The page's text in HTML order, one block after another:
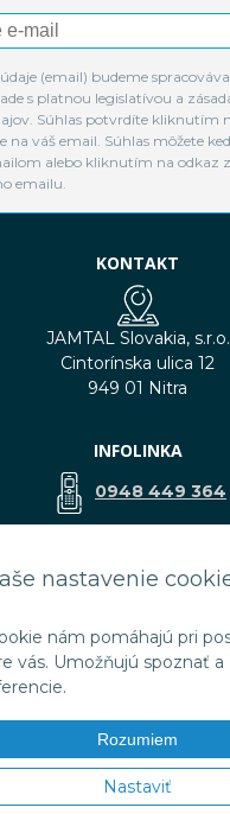
nastavenie
nám pomáhajú pri
vás. Umožňujú spoznať
Rozumiem
Nastaviť
údaje (email) budeme
s platnou legislatívou a
Súhlas potvrdíte kliknutím
na váš email. Súhlas môžete
alebo kliknutím na odkaz
emailu.
KONTAKT
JAMTAL Slovakia, s.r.o.
Cintorínska ulica 12
949 01 Nitra
INFOLINKA
0948 449 364
VŠETKO O NÁKUPE
Obchodné podmienky
Doprava a platba
Ochrana osobných